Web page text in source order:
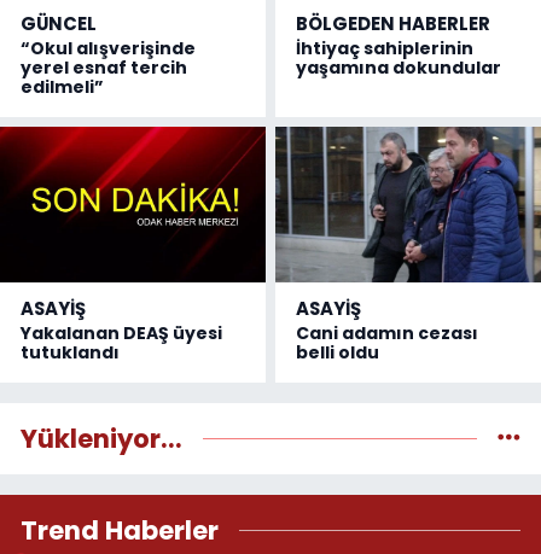
GÜNCEL
“Okul alışverişinde
yerel esnaf tercih
edilmeli”
BÖLGEDEN HABERLER
İhtiyaç sahiplerinin
yaşamına dokundular
ASAYİŞ
Yakalanan DEAŞ üyesi
tutuklandı
ASAYİŞ
Cani adamın cezası
belli oldu
Yükleniyor...
Trend Haberler